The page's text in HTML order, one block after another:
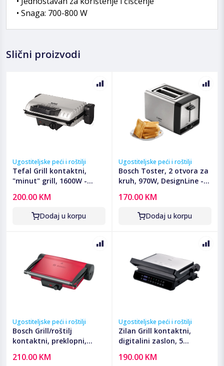
• Snaga: 700-800 W
Slični proizvodi
Ugostiteljske peći i roštilji
Tefal Grill kontaktni,
"minut" grill, 1600W -
200.00 KM
Dodaj u korpu
Ugostiteljske peći i roštilji
Bosch Toster, 2 otvora za
kruh, 970W, DesignLine -
170.00 KM
Dodaj u korpu
Ugostiteljske peći i roštilji
Bosch Grill/roštilj
kontaktni, preklopni,
210.00 KM
Ugostiteljske peći i roštilji
Zilan Grill kontaktni,
digitalini zaslon, 5
ZLN3942
190.00 KM